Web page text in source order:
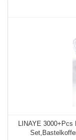
LINAYE